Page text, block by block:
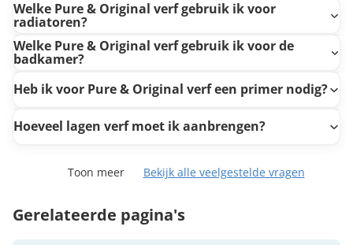
Welke Pure & Original verf gebruik ik voor
radiatoren?
Welke Pure & Original verf gebruik ik voor de
badkamer?
Heb ik voor Pure & Original verf een primer nodig?
Hoeveel lagen verf moet ik aanbrengen?
Toon meer Bekijk alle veelgestelde vragen
Gerelateerde pagina's